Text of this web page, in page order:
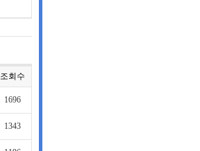
조회수
1696
1343